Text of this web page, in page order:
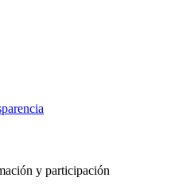
y participación